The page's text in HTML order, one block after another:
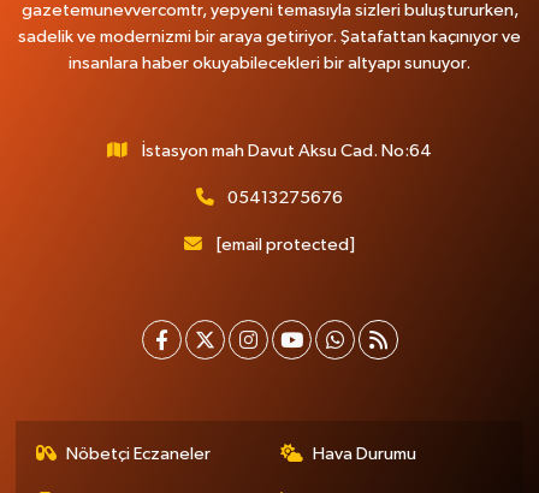
gazetemunevvercomtr, yepyeni temasıyla sizleri buluştururken,
sadelik ve modernizmi bir araya getiriyor. Şatafattan kaçınıyor ve
insanlara haber okuyabilecekleri bir altyapı sunuyor.
İstasyon mah Davut Aksu Cad. No:64
05413275676
[email protected]
Nöbetçi Eczaneler Hava Durumu